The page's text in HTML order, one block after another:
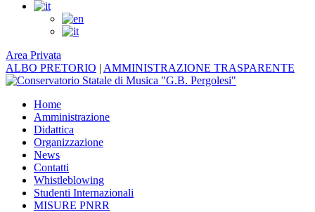
Area Privata
ALBO PRETORIO | AMMINISTRAZIONE TRASPARENTE
Home
Amministrazione
Didattica
Organizzazione
News
Contatti
Whistleblowing
Studenti Internazionali
MISURE PNRR